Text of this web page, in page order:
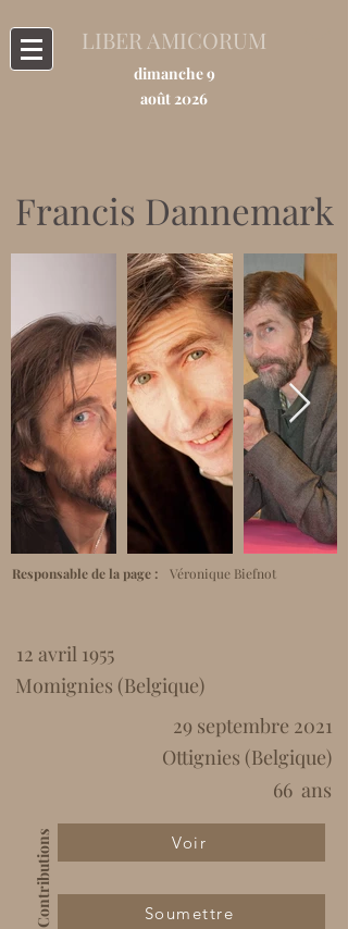
LIBER AMICORUM
dimanche 9
août 2026
Francis Dannemark
Véronique Biefnot
Responsable de la page :
12 avril 1955
Momignies (Belgique)
29 septembre 2021
Ottignies (Belgique)
66 ans
Voir
Contributions Soumettre